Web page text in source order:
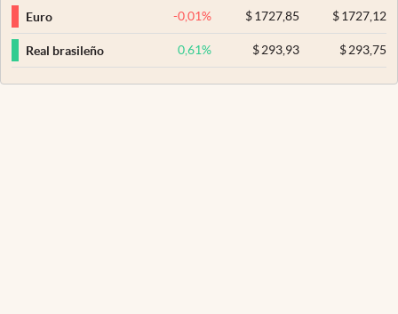
Euro -0,01% $ 1727,85 $1727,12
Real brasileño 0,61% $293,93 $293,75